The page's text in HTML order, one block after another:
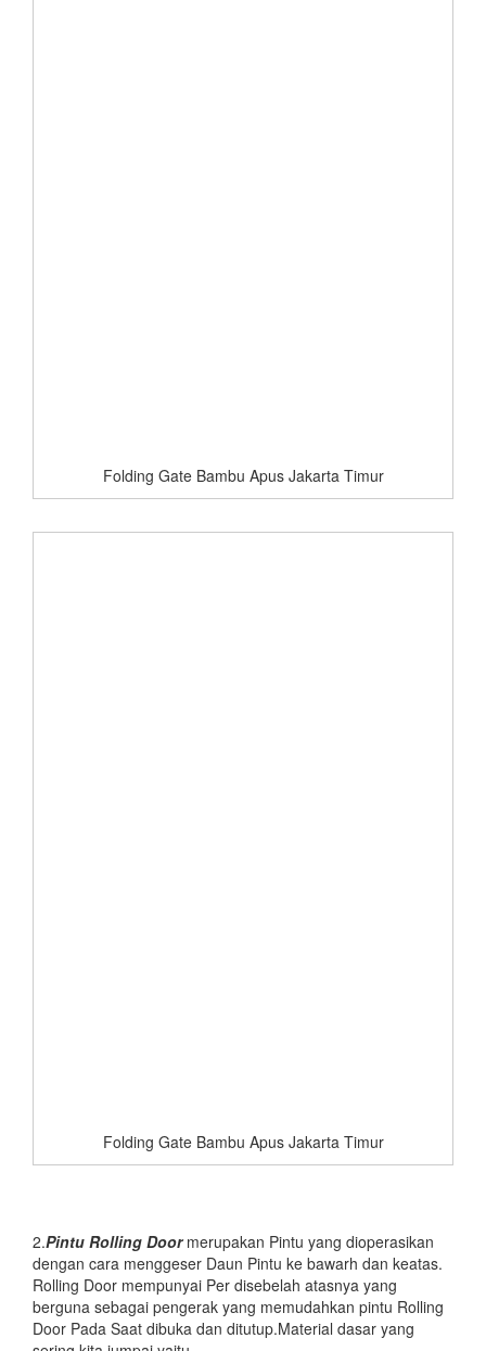
Folding Gate Bambu Apus Jakarta Timur
Folding Gate Bambu Apus Jakarta Timur
2.Pintu Rolling Doormerupakan Pintu yang dioperasikan
dengan cara menggeser Daun Pintu ke bawarh dan keatas.
Rolling Door mempunyai Per disebelah atasnya yang
berguna sebagai pengerak yang memudahkan pintu Rolling
Door Pada Saat dibuka dan ditutup.Material dasar yang